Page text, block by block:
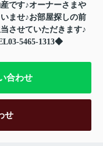
です♪オーナーさまや
ませ♪お部屋探しの前
させていただきます♪
5465-1313◆
合わせ
せ